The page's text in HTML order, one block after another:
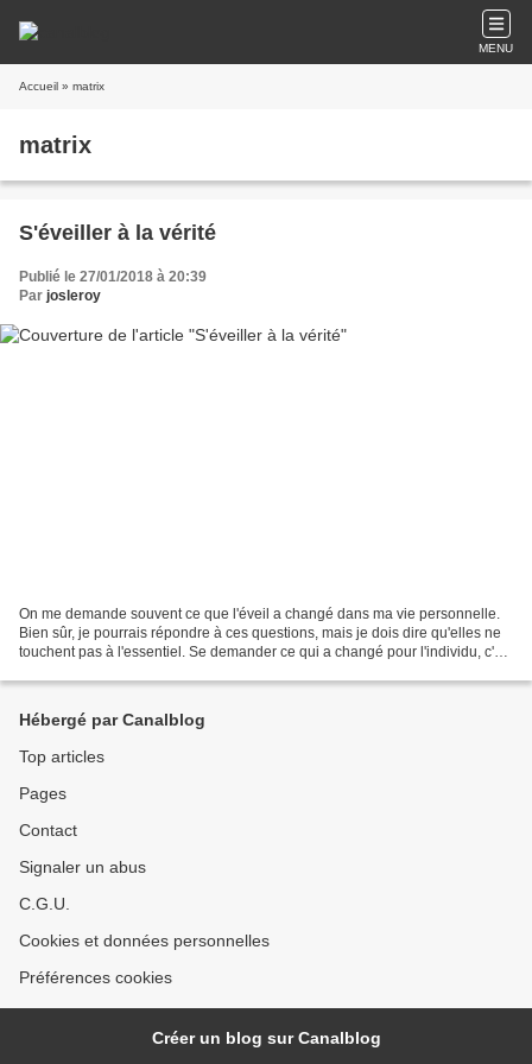
MENU
Accueil » matrix
matrix
S'éveiller à la vérité
Publié le 27/01/2018 à 20:39
Par josleroy
On me demande souvent ce que l'éveil a changé dans ma vie personnelle.
Bien sûr, je pourrais répondre à ces questions, mais je dois dire qu'elles ne
touchent pas à l'essentiel. Se demander ce qui a changé pour l'individu, c'est
Hébergé par Canalblog
Top articles
Pages
Contact
Signaler un abus
C.G.U.
Cookies et données personnelles
Préférences cookies
Créer un blog sur Canalblog